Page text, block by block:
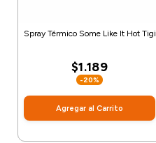
Spray Térmico Some Like It Hot Tigi
$1.189
-20%
Agregar al Carrito